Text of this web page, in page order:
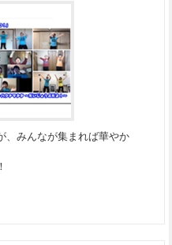
、みんなが集まれば華やか